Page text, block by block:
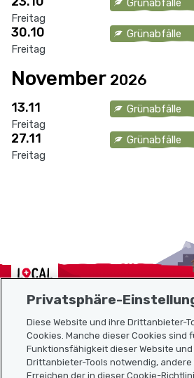
Freitag
30.10
Freitag
Grünabfälle
November 2026
13.11
Freitag
Grünabfälle
27.11
Freitag
Grünabfälle
Localcities
Sitemap
Privatsphäre-
Diese Website und ihre Drittanbieter-
Cookies. Manche dieser Cookies sind
Funktionsfähigkeit dieser Website
Drittanbieter-Tools notwendig, andere
Erreichen der in dieser Cookie-